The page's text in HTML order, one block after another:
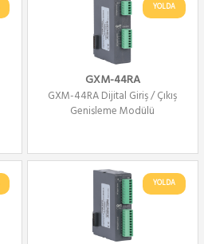
YOLDA
GXM-44RA
GXM-44RA Dijital Giriş / Çıkış
Genişleme Modülü
YOLDA